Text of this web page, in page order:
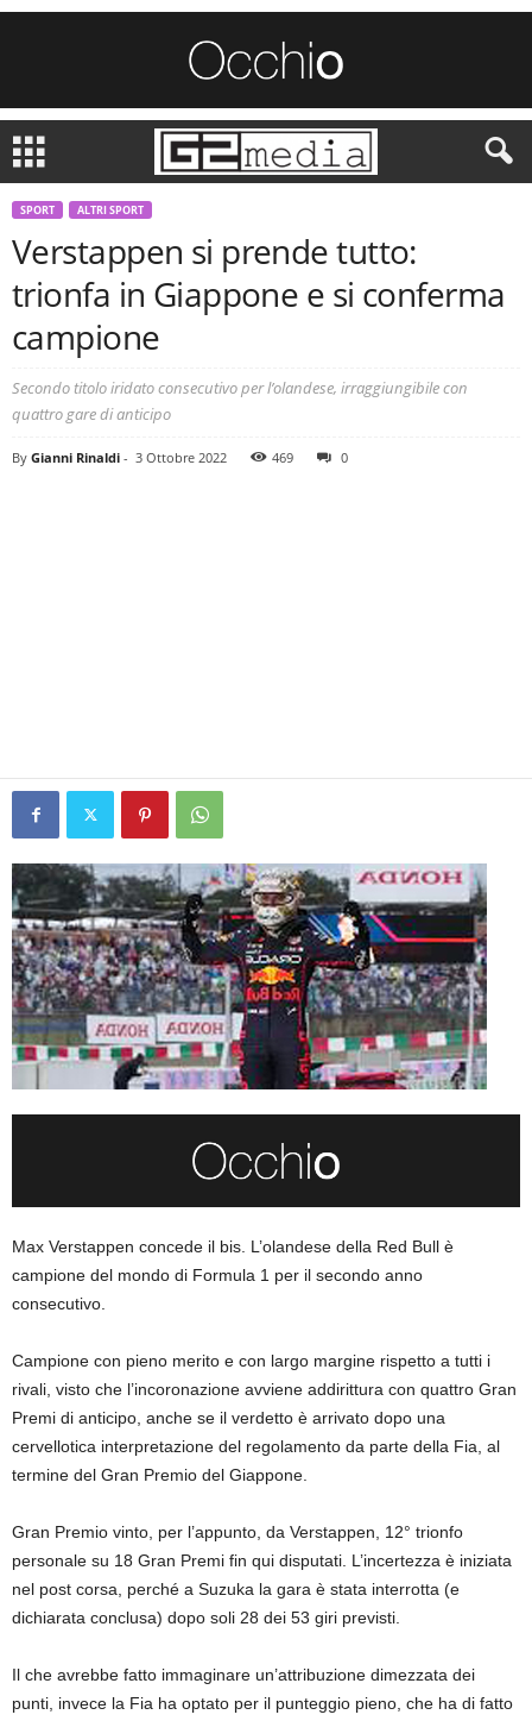
SPORT ALTRI SPORT
Verstappen si prende tutto:
trionfa in Giappone e si conferma
campione
Secondo titolo iridato consecutivo per l’olandese, irraggiungibile con
quattro gare di anticipo
By Gianni Rinaldi - 3 Ottobre 2022 469 0
Max Verstappen concede il bis. L’olandese della Red Bull è
campione del mondo di Formula 1 per il secondo anno
consecutivo.
Campione con pieno merito e con largo margine rispetto a tutti i
rivali, visto che l’incoronazione avviene addirittura con quattro Gran
Premi di anticipo, anche se il verdetto è arrivato dopo una
cervellotica interpretazione del regolamento da parte della Fia, al
termine del Gran Premio del Giappone.
Gran Premio vinto, per l’appunto, da Verstappen, 12° trionfo
personale su 18 Gran Premi fin qui disputati. L’incertezza è iniziata
nel post corsa, perché a Suzuka la gara è stata interrotta (e
dichiarata conclusa) dopo soli 28 dei 53 giri previsti.
Il che avrebbe fatto immaginare un’attribuzione dimezzata dei
punti, invece la Fia ha optato per il punteggio pieno, che ha di fatto